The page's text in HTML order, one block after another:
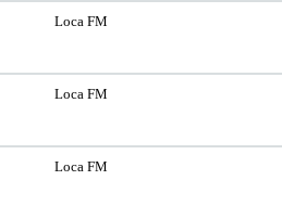
Loca FM
Loca FM
Loca FM